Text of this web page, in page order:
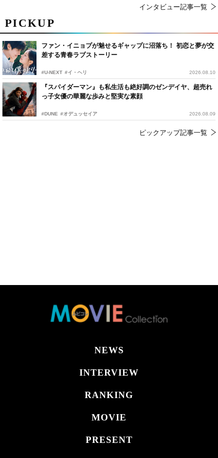
PICKUP
ファン・イニョプが魅せるギャップに沼落ち！ 初恋と夢が交
差する青春ラブストーリー
#U-NEXT #イ・ヘリ 2026.08.10
『スパイダーマン』も私生活も絶好調のゼンデイヤ、超売れ
っ子女優の華麗な歩みと堅実な素顔
#DUNE #オデュッセイア 2026.08.09
ピックアップ記事一覧
インタビュー記事一覧
NEWS
INTERVIEW
RANKING
MOVIE
PRESENT